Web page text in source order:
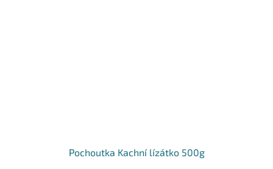
Pochoutka Kachní lízátko 500g